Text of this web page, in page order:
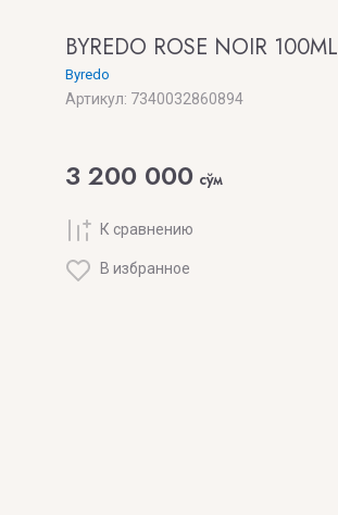
BYREDO ROSE NOIR 100ML
Byredo
Артикул: 7340032860894
3 200 000 сўм
К сравнению
В избранное